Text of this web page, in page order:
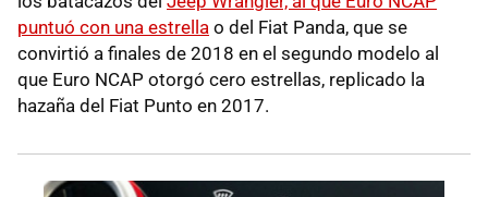
puntuó con una estrella o del Fiat Panda, que se
convirtió a finales de 2018 en el segundo modelo al
que Euro NCAP otorgó cero estrellas, replicado la
hazaña del Fiat Punto en 2017.